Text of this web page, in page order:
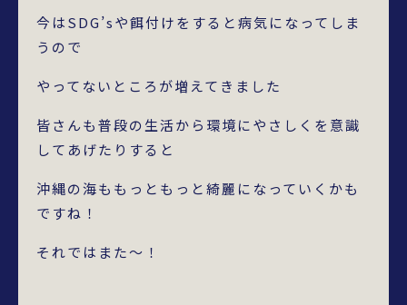
今はSDG’sや餌付けをすると病気になってしま
うので
やってないところが増えてきました
皆さんも普段の生活から環境にやさしくを意識
してあげたりすると
沖縄の海ももっともっと綺麗になっていくかも
ですね！
それではまた～！